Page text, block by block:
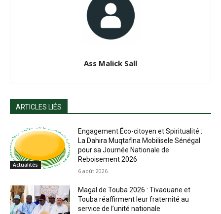
Ass Malick Sall
ARTICLES LIÉS
Actualités
Engagement Éco-citoyen et Spiritualité :
La Dahira Muqtafina Mobilisele Sénégal
pour sa Journée Nationale de
Reboisement 2026
6 août 2026
Magal de Touba 2026 : Tivaouane et
Touba réaffirment leur fraternité au
service de l’unité nationale